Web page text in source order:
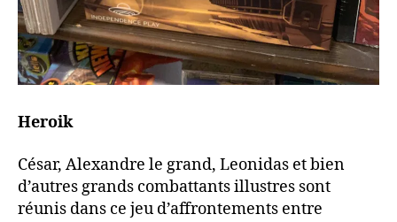
Heroik
César, Alexandre le grand, Leonidas et bien
d’autres grands combattants illustres sont
réunis dans ce jeu d’affrontements entre